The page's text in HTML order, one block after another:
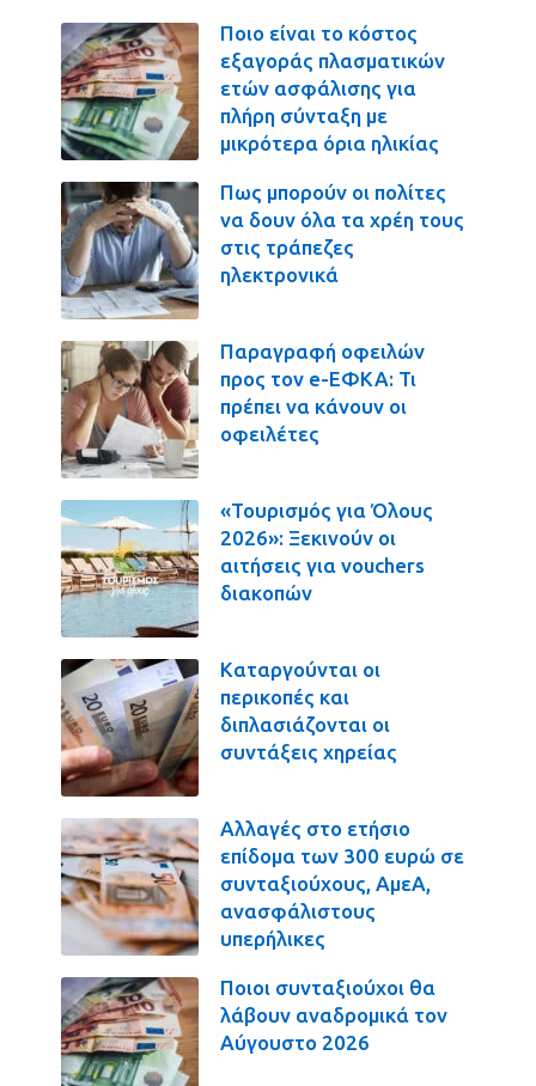
Ποιο είναι το κόστος
εξαγοράς πλασματικών
ετών ασφάλισης για
πλήρη σύνταξη με
μικρότερα όρια ηλικίας
Πως μπορούν οι πολίτες
να δουν όλα τα χρέη τους
στις τράπεζες
ηλεκτρονικά
Παραγραφή οφειλών
προς τον e-ΕΦΚΑ: Τι
πρέπει να κάνουν οι
οφειλέτες
«Τουρισμός για Όλους
2026»: Ξεκινούν οι
αιτήσεις για vouchers
διακοπών
Καταργούνται οι
περικοπές και
διπλασιάζονται οι
συντάξεις χηρείας
Αλλαγές στο ετήσιο
επίδομα των 300 ευρώ σε
συνταξιούχους, ΑμεΑ,
ανασφάλιστους
υπερήλικες
Ποιοι συνταξιούχοι θα
λάβουν αναδρομικά τον
Αύγουστο 2026